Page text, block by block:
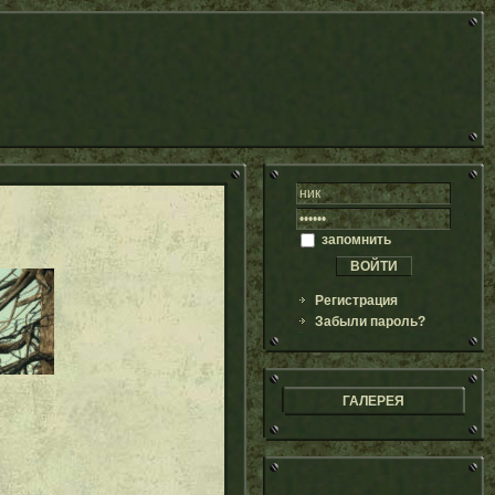
запомнить
Регистрация
Забыли пароль?
ГАЛЕРЕЯ